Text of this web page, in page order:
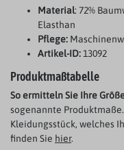
Material: 72%
Elasthan
Pflege:
Artikel-ID:13092
Produktmaßtabelle
So ermitteln Sie Ihre
sogenannte
Kleidungsstück, welches
finden Sie hier.